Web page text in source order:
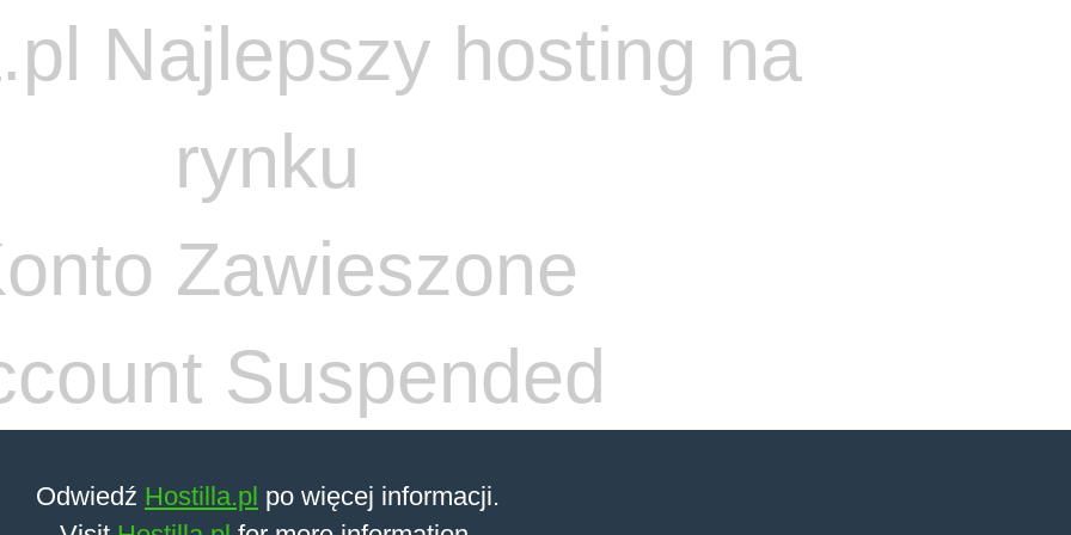
Zawieszone
Suspended
Odwiedź Hostilla.pl po więcej informacji.